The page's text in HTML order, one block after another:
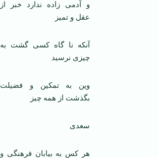
و آدمی زاده ندارد خبر از
عقل و تمیز
آنکه نا گاه کسی گشت به
چیزی نرسید
وین به تمکین و فضیلت
بگذشت از همه چیز
سعدی
هر کس به بیابان فرهنگی و